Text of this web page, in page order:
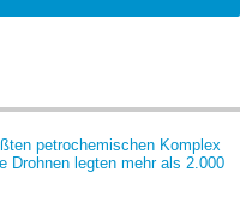
petrochemischen Komplex
Drohnen legten mehr als 2.000